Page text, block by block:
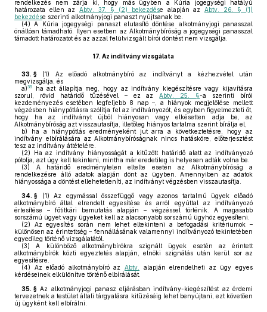
rendelkezés nem zárja ki, hogy más ügyben a Kúria jogegységi hatályú
határozata ellen azAbtv. 37. § (2) bekezdése alapján az Abtv. 26. § (1)
bekezdése szerinti alkotmányjogi panaszt nyújtsanak be.
(4) A Kúria jogegységi panaszt elutasító döntése alkotmányjogi panasszal
önállóan támadható. Ilyen esetben az Alkotmánybíróság a jogegységi panasszal
támadott határozatot és az azzal felülvizsgált bírói döntést nem vizsgálja.
17. Az indítvány vizsgálata
33. § (1)
Az előadó alkotmánybíró az indítványt a kézhezvétel után
megvizsgálja, és
a)35
ha azt állapítja meg, hogy az indítvány kiegészítésre vagy kijavításra
szorul, rövid határidő tűzésével – ez azAbtv. 25. §-a szerinti bírói
kezdeményezés esetében legfeljebb 8 nap –, a hiányok megjelölése mellett
végzésben hiánypótlásra szólítja fel az indítványozót, és egyben figyelmezteti őt,
hogy ha az indítványt újból hiányosan vagy elkésetten adja be, az
Alkotmánybíróság azt visszautasítja, illetőleg hiányos tartalma szerint bírálja el,
b) ha a hiánypótlás eredményeként jut arra a következtetésre, hogy az
indítvány elbírálására az Alkotmánybíróságnak nincs hatásköre, előterjesztést
tesz az indítvány áttételére.
(2) Ha az indítvány hiányosságát a kitűzött határidő alatt az indítványozó
pótolja, azt úgy kell tekinteni, mintha már eredetileg is helyesen adták volna be.
(3) A határidő eredménytelen eltelte esetén az Alkotmánybíróság a
rendelkezésre álló adatok alapján dönt az ügyben. Amennyiben az adatok
hiányossága a döntést ellehetetleníti, az indítványt végzésben visszautasítja.
34. § (1) Az egymással összefüggő vagy azonos tartalmú ügyek előadó
alkotmánybíró által elrendelt egyesítése és arról egyúttal az indítványozó
értesítése – főtitkári bemutatás alapján – végzéssel történik. A magasabb
sorszámú ügyet vagy ügyeket kell az alacsonyabb sorszámú ügyhöz egyesíteni.
(2) Az egyesítés során nem lehet eltekinteni a befogadási kritériumok –
különösen az érintettség – fennállásának valamennyi indítványozó tekintetében
egyedileg történő vizsgálatától.
(3) A különböző alkotmánybírókra szignált ügyek esetén az érintett
alkotmánybírók közti egyeztetés alapján, elnöki szignálás után kerül sor az
egyesítésre.
(4) Az előadó alkotmánybíró az Abtv.
alapján elrendelheti az ügy egyes
kérdéseinek elkülönítve történő elbírálását.
35. § Az alkotmányjogi panasz eljárásban indítvány-kiegészítést az érdemi
tervezetnek a testület általi tárgyalásra kitűzéséig lehet benyújtani, ezt követően
új ügyként kell elbírálni.